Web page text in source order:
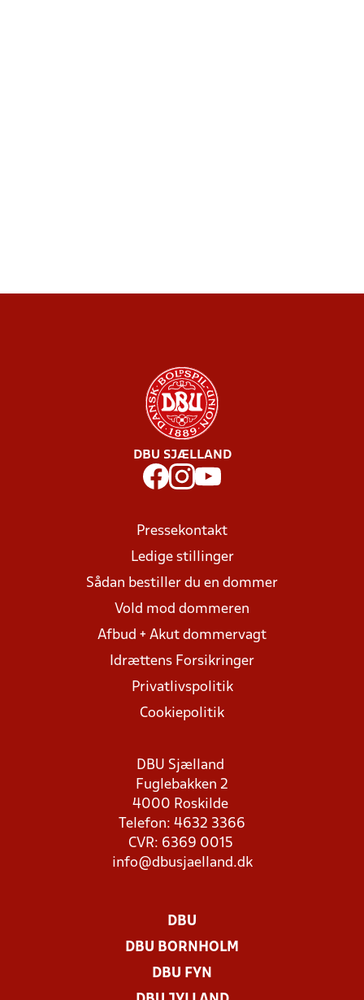
DBU SJÆLLAND
Pressekontakt
Ledige stillinger
Sådan bestiller du en dommer
Vold mod dommeren
Afbud + Akut dommervagt
Idrættens Forsikringer
Privatlivspolitik
Cookiepolitik
DBU Sjælland
Fuglebakken 2
4000 Roskilde
Telefon: 4632 3366
CVR: 6369 0015
info@dbusjaelland.dk
DBU
DBU BORNHOLM
DBU FYN